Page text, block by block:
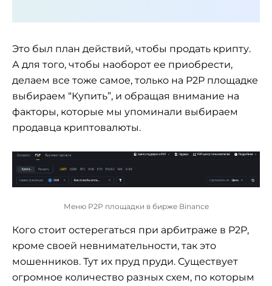
Это был план действий, чтобы продать крипту.
А для того, чтобы наоборот ее приобрести,
делаем все тоже самое, только на P2P площадке
выбираем “Купить”, и обращая внимание на
факторы, которые мы упоминали выбираем
продавца криптовалюты.
Меню P2P площадки в бирже Binance
Кого стоит остерегаться при арбитраже в P2P,
кроме своей невнимательности, так это
мошенников. Тут их пруд пруди. Существует
огромное количество разных схем, по которым